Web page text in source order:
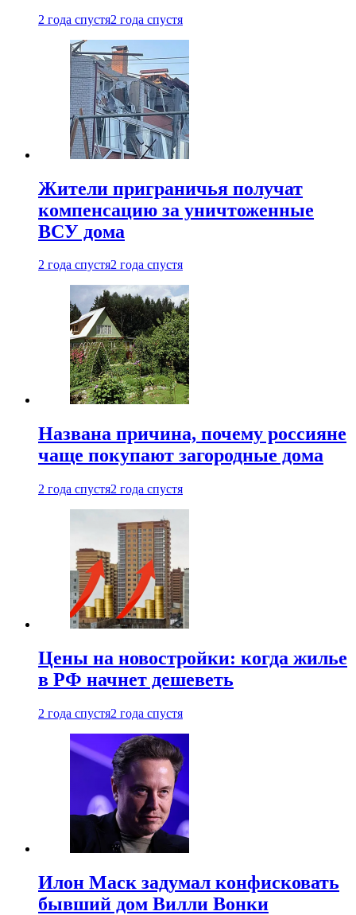
2 года спустя2 года спустя
Жители приграничья получат
компенсацию за уничтоженные
ВСУ дома
2 года спустя2 года спустя
Названа причина, почему россияне
чаще покупают загородные дома
2 года спустя2 года спустя
Цены на новостройки: когда жилье
в РФ начнет дешеветь
2 года спустя2 года спустя
Илон Маск задумал конфисковать
бывший дом Вилли Вонки